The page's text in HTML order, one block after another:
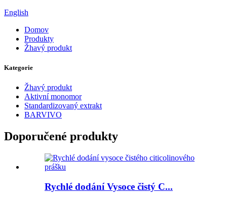
English
Domov
Produkty
Žhavý produkt
Kategorie
Žhavý produkt
Aktivní monomor
Standardizovaný extrakt
BARVIVO
Doporučené produkty
Rychlé dodání Vysoce čistý C...